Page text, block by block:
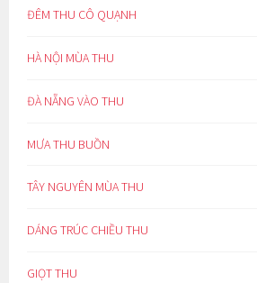
ĐÊM THU CÔ QUẠNH
HÀ NỘI MÙA THU
ĐÀ NẴNG VÀO THU
MƯA THU BUỒN
TÂY NGUYÊN MÙA THU
DÁNG TRÚC CHIỀU THU
GIỌT THU